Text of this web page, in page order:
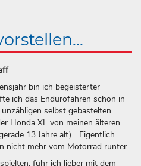
bin ich begeisterter
ich das Endurofahren schon in
selbst gebastelten
Honda XL von meinen älteren
13 Jahre alt)... Eigentlich
nicht mehr vom Motorrad runter.
fuhr ich lieber mit dem